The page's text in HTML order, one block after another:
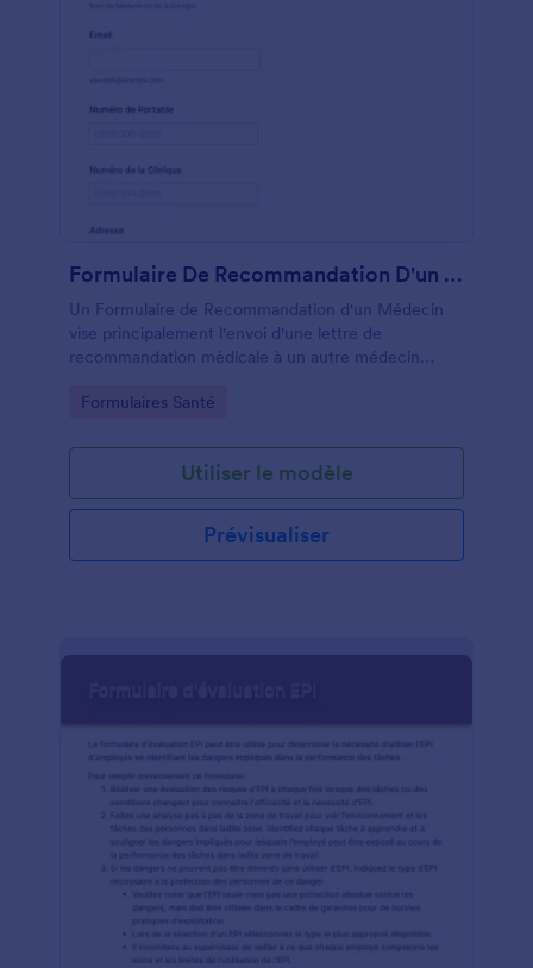
Formulaire De Recommandation D'un Médecin
Un Formulaire de Recommandation d'un Médecin
vise principalement l'envoi d'une lettre de
recommandation médicale à un autre médecin
blessure ou d'affection que le patient peut éprouver
peut être très bien informé de sa spécialisation. Le
partage d'informations entre médecins n'est pas
aussi simple qu'il y paraît. Avec certaines restrictions
de la loi sur la confidentialité, telles que la loi sur la
confidentialité des données, le RGPD ou la HIPAA,
devrait recevoir les informations relatives à la
référence, ou vous pouvez imprimer un document
PDF du formulaire et laisser le patient tenir du
document et laissez-le soumettre la référence au
Go to Category:
Formulaires Santé
Utiliser le modèle
Prévisualiser